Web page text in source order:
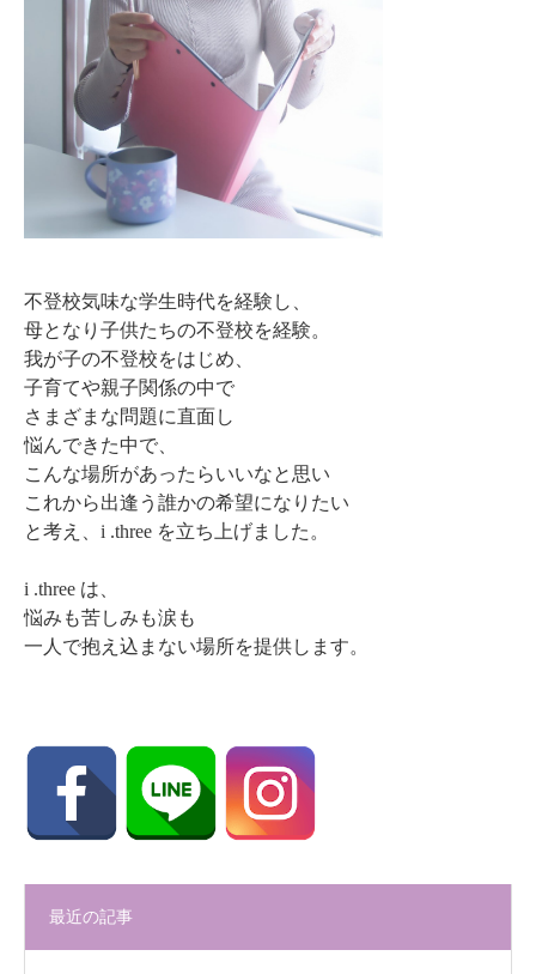
不登校気味な学生時代を経験し、
母となり子供たちの不登校を経験。
我が子の不登校をはじめ、
子育てや親子関係の中で
さまざまな問題に直面し
悩んできた中で、
こんな場所があったらいいなと思い
これから出逢う誰かの希望になりたい
と考え、i .three を立ち上げました。
i .three は、
悩みも苦しみも涙も
一人で抱え込まない場所を提供します。
最近の記事